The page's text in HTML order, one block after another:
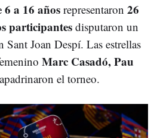
6 a 16 años representaron 26
participantesdisputaron un
Sant Joan Despí. Las estrellas
Marc Casadó, Pau
apadrinaron el torneo.